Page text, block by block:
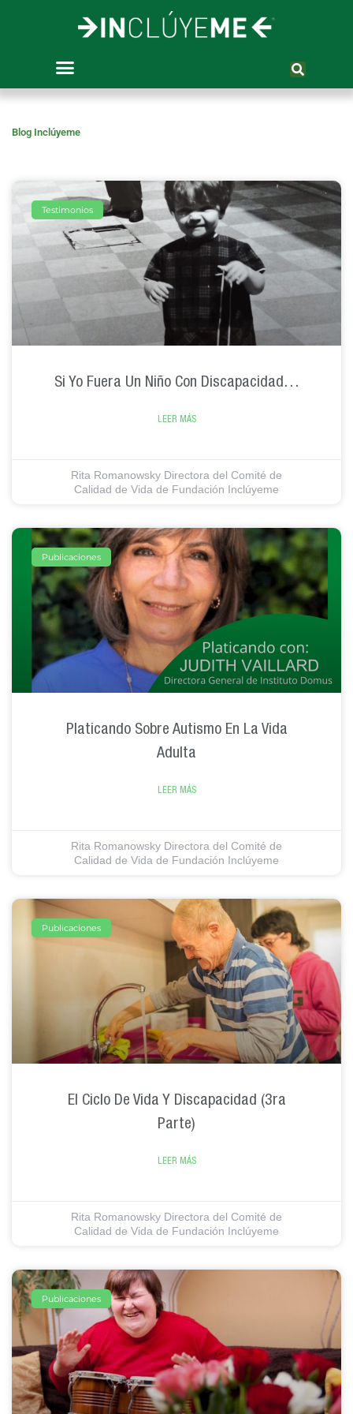
Blog Inclúyeme
Testimonios
Si Yo Fuera Un Niño Con Discapacidad…
LEER MÁS
Rita Romanowsky Directora del Comité de
Calidad de Vida de Fundación Inclúyeme
Publicaciones
Platicando Sobre Autismo En La Vida
Adulta
LEER MÁS
Rita Romanowsky Directora del Comité de
Calidad de Vida de Fundación Inclúyeme
Publicaciones
El Ciclo De Vida Y Discapacidad (3ra
Parte)
LEER MÁS
Rita Romanowsky Directora del Comité de
Calidad de Vida de Fundación Inclúyeme
Publicaciones